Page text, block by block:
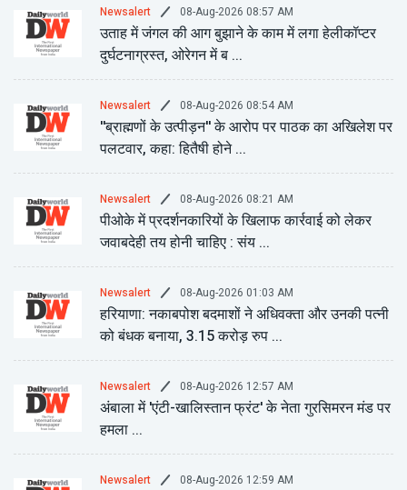
Newsalert 08-Aug-2026 08:57 AM
उताह में जंगल की आग बुझाने के काम में लगा हेलीकॉप्टर
दुर्घटनाग्रस्त, ओरेगन में ब ...
Newsalert 08-Aug-2026 08:54 AM
''ब्राह्मणों के उत्पीड़न'' के आरोप पर पाठक का अखिलेश पर
पलटवार, कहा: हितैषी होने ...
Newsalert 08-Aug-2026 08:21 AM
पीओके में प्रदर्शनकारियों के खिलाफ कार्रवाई को लेकर
जवाबदेही तय होनी चाहिए : संय ...
Newsalert 08-Aug-2026 01:03 AM
हरियाणा: नकाबपोश बदमाशों ने अधिवक्ता और उनकी पत्नी
को बंधक बनाया, 3.15 करोड़ रुप ...
Newsalert 08-Aug-2026 12:57 AM
अंबाला में 'एंटी-खालिस्तान फ्रंट' के नेता गुरसिमरन मंड पर
हमला ...
Newsalert 08-Aug-2026 12:59 AM